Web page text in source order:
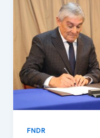
de
Astroingeniería
de
la
Región
FNDR